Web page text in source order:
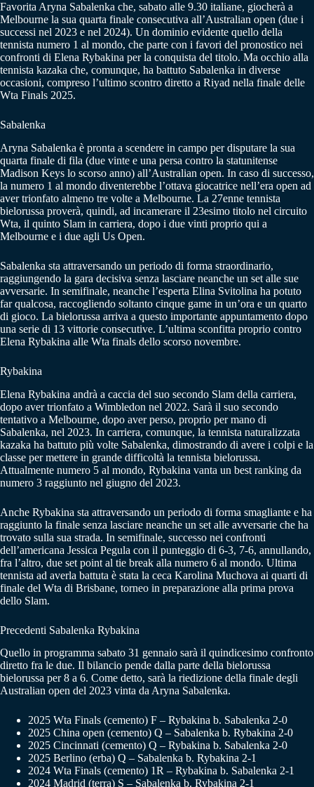
Favorita Aryna Sabalenka che, sabato alle 9.30 italiane, giocherà a
Melbourne la sua quarta finale consecutiva all’Australian open (due i
successi nel 2023 e nel 2024). Un dominio evidente quello della
tennista numero 1 al mondo, che parte con i favori del pronostico nei
confronti di Elena Rybakina per la conquista del titolo. Ma occhio alla
tennista kazaka che, comunque, ha battuto Sabalenka in diverse
occasioni, compreso l’ultimo scontro diretto a Riyad nella finale delle
Wta Finals 2025.
Sabalenka
Aryna Sabalenka è pronta a scendere in campo per disputare la sua
quarta finale di fila (due vinte e una persa contro la statunitense
Madison Keys lo scorso anno) all’Australian open. In caso di successo,
la numero 1 al mondo diventerebbe l’ottava giocatrice nell’era open ad
aver trionfato almeno tre volte a Melbourne. La 27enne tennista
bielorussa proverà, quindi, ad incamerare il 23esimo titolo nel circuito
Wta, il quinto Slam in carriera, dopo i due vinti proprio qui a
Melbourne e i due agli Us Open.
Sabalenka sta attraversando un periodo di forma straordinario,
raggiungendo la gara decisiva senza lasciare neanche un set alle sue
avversarie. In semifinale, neanche l’esperta Elina Svitolina ha potuto
far qualcosa, raccogliendo soltanto cinque game in un’ora e un quarto
di gioco. La bielorussa arriva a questo importante appuntamento dopo
una serie di 13 vittorie consecutive. L’ultima sconfitta proprio contro
Elena Rybakina alle Wta finals dello scorso novembre.
Rybakina
Elena Rybakina andrà a caccia del suo secondo Slam della carriera,
dopo aver trionfato a Wimbledon nel 2022. Sarà il suo secondo
tentativo a Melbourne, dopo aver perso, proprio per mano di
Sabalenka, nel 2023. In carriera, comunque, la tennista naturalizzata
kazaka ha battuto più volte Sabalenka, dimostrando di avere i colpi e la
classe per mettere in grande difficoltà la tennista bielorussa.
Attualmente numero 5 al mondo, Rybakina vanta un best ranking da
numero 3 raggiunto nel giugno del 2023.
Anche Rybakina sta attraversando un periodo di forma smagliante e ha
raggiunto la finale senza lasciare neanche un set alle avversarie che ha
trovato sulla sua strada. In semifinale, successo nei confronti
dell’americana Jessica Pegula con il punteggio di 6-3, 7-6, annullando,
fra l’altro, due set point al tie break alla numero 6 al mondo. Ultima
tennista ad averla battuta è stata la ceca Karolina Muchova ai quarti di
finale del Wta di Brisbane, torneo in preparazione alla prima prova
dello Slam.
Precedenti Sabalenka Rybakina
Quello in programma sabato 31 gennaio sarà il quindicesimo confronto
diretto fra le due. Il bilancio pende dalla parte della bielorussa
bielorussa per 8 a 6. Come detto, sarà la riedizione della finale degli
Australian open del 2023 vinta da Aryna Sabalenka.
2025 Wta Finals (cemento) F – Rybakina b. Sabalenka 2-0
2025 China open (cemento) Q – Sabalenka b. Rybakina 2-0
2025 Cincinnati (cemento) Q – Rybakina b. Sabalenka 2-0
2025 Berlino (erba) Q – Sabalenka b. Rybakina 2-1
2024 Wta Finals (cemento) 1R – Rybakina b. Sabalenka 2-1
2024 Madrid (terra) S – Sabalenka b. Rybakina 2-1